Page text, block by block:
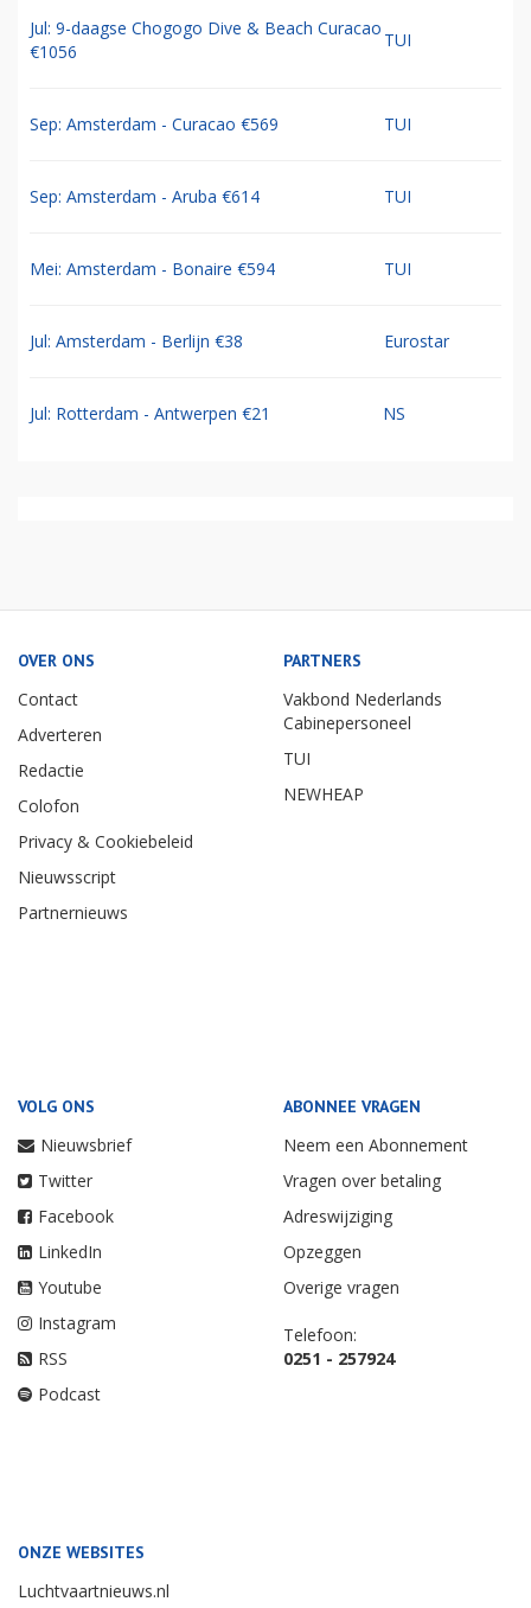
Jul: 9-daagse Chogogo Dive & Beach Curacao
€1056
TUI
Sep: Amsterdam - Curacao €569 TUI
Sep: Amsterdam - Aruba €614 TUI
Mei: Amsterdam - Bonaire €594 TUI
Jul: Amsterdam - Berlijn €38 Eurostar
Jul: Rotterdam - Antwerpen €21 NS
OVER ONS
Contact
Adverteren
Redactie
Colofon
Privacy & Cookiebeleid
Nieuwsscript
Partnernieuws
PARTNERS
Vakbond Nederlands
Cabinepersoneel
TUI
NEWHEAP
VOLG ONS
Nieuwsbrief
Twitter
Facebook
LinkedIn
Youtube
Instagram
RSS
Podcast
ABONNEE VRAGEN
Neem een Abonnement
Vragen over betaling
Adreswijziging
Opzeggen
Overige vragen
Telefoon:
0251 - 257924
ONZE WEBSITES
Luchtvaartnieuws.nl